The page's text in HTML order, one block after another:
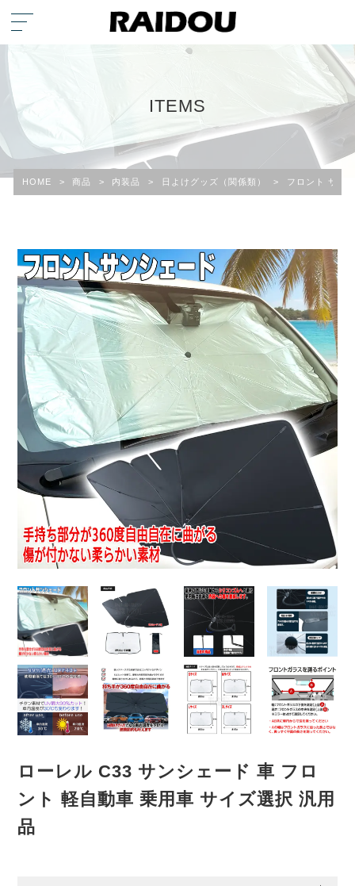
ITEMS
HOME > 商品 > 内装品 > 日よけグッズ（関係類） > フロント サン
ローレル C33 サンシェード 車 フロ
ント 軽自動車 乗用車 サイズ選択 汎用
品